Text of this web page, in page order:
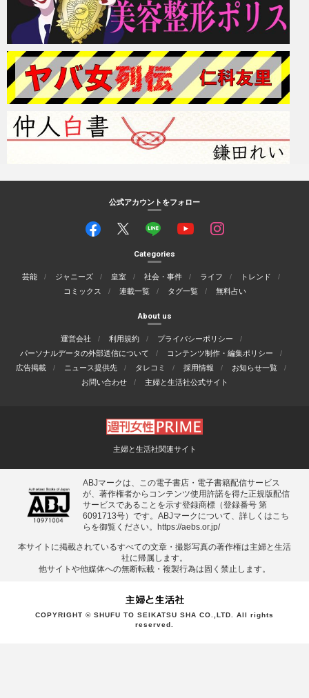
公式アカウントをフォロー
Categories
芸能 ジャニーズ 皇室 社会・事件 ライフ
トレンド
コミックス
連載一覧 タグ一覧 無料占い
About us
運営会社 利用規約
プライバシーポリシー
パーソナルデータの外部送信について
コンテンツ制作・編集ポリシー
広告掲載
ニュース提供先 タレコミ 採用情報
お知らせ一覧
お問い合わせ
主婦と生活社公式サイト
主婦と生活社関連サイト
ABJマークは、この電子書店・電子書籍配信サービス
が、著作権者からコンテンツ使用許諾を得た正規版配信
サービスであることを示す登録商標（登録番号 第
6091713号）です。ABJマークについて、詳しくはこち
らを御覧ください。
https://aebs.or.jp/
本サイトに掲載されているすべての⽂章・撮影写真の著作権は主婦と⽣活
社に帰属します。
他サイトや他媒体への無断転載・複製⾏為は固く禁⽌します。
COPYRIGHT © SHUFU TO SEIKATSU SHA CO.,LTD. All rights
reserved.